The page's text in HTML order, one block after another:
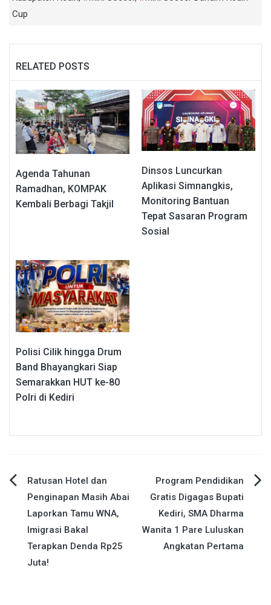
Cup
RELATED POSTS
Agenda Tahunan
Ramadhan, KOMPAK
Kembali Berbagi Takjil
Dinsos Luncurkan
Aplikasi Simnangkis,
Monitoring Bantuan
Tepat Sasaran Program
Sosial
Polisi Cilik hingga Drum
Band Bhayangkari Siap
Semarakkan HUT ke-80
Polri di Kediri
Navigasi
pos
Ratusan Hotel dan
Penginapan Masih Abai
Laporkan Tamu WNA,
Imigrasi Bakal
Terapkan Denda Rp25
Juta!
Program Pendidikan
Gratis Digagas Bupati
Kediri, SMA Dharma
Wanita 1 Pare Luluskan
Angkatan Pertama